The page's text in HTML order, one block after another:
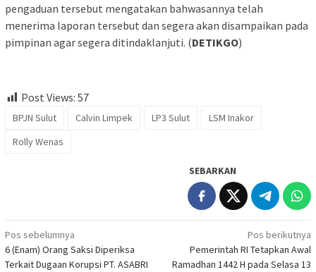
pengaduan tersebut mengatakan bahwasannya telah
menerima laporan tersebut dan segera akan disampaikan pada
pimpinan agar segera ditindaklanjuti. (DETIKGO)
Post Views: 57
BPJN Sulut Calvin Limpek LP3 Sulut
LSM Inakor
Rolly Wenas
SEBARKAN
Navigasi
pos
Pos sebelumnya
6 (Enam) Orang Saksi Diperiksa
Terkait Dugaan Korupsi PT. ASABRI
Pos berikutnya
Pemerintah RI Tetapkan Awal
Ramadhan 1442 H pada Selasa 13